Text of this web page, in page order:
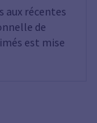
aux récentes
de
est mise